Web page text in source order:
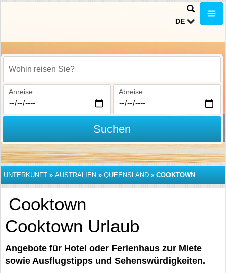
DE
Wohin reisen Sie?
Anreise Abreise
Suchen
UNTERKUNFT » AUSTRALIEN » QUEENSLAND » COOKTOWN
Cooktown
Cooktown Urlaub
Angebote für Hotel oder Ferienhaus zur Miete
sowie Ausflugstipps und Sehenswürdigkeiten.